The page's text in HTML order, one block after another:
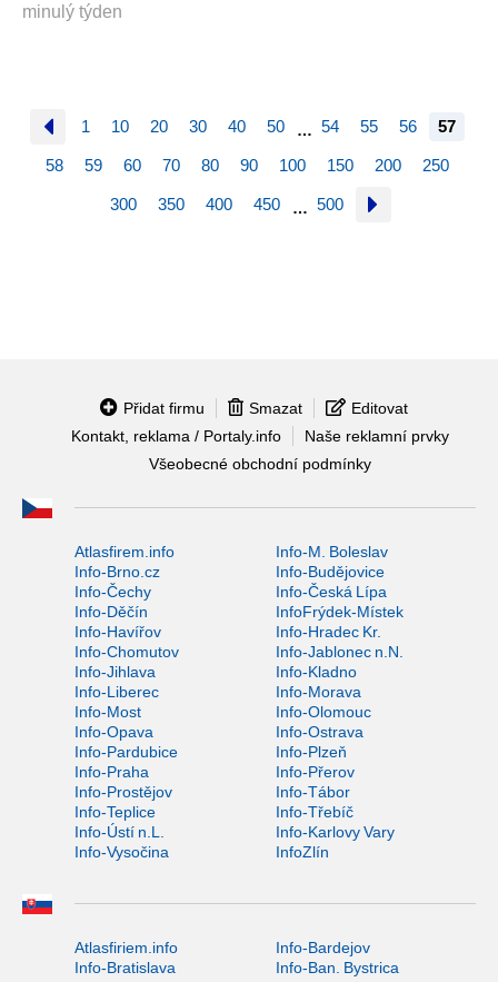
minulý týden
1 10 20 30 40 50 … 54 55 56 57
58 59 60 70 80 90 100 150 200 250
300 350 400 450 … 500
Přidat firmu Smazat
Editovat
Kontakt, reklama / Portaly.info
Naše reklamní prvky
Všeobecné obchodní podmínky
Atlasfirem.info
Info-M. Boleslav
Info-Brno.cz
Info-Budějovice
Info-Čechy
Info-Česká Lípa
Info-Děčín
InfoFrýdek-Místek
Info-Havířov
Info-Hradec Kr.
Info-Chomutov
Info-Jablonec n.N.
Info-Jihlava
Info-Kladno
Info-Liberec
Info-Morava
Info-Most
Info-Olomouc
Info-Opava
Info-Ostrava
Info-Pardubice
Info-Plzeň
Info-Praha
Info-Přerov
Info-Prostějov
Info-Tábor
Info-Teplice
Info-Třebíč
Info-Ústí n.L.
Info-Karlovy Vary
Info-Vysočina
InfoZlín
Atlasfiriem.info
Info-Bardejov
Info-Bratislava
Info-Ban. Bystrica